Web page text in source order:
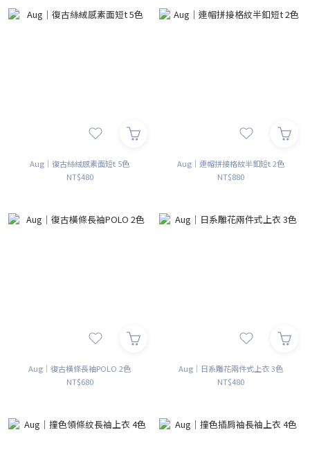
Aug｜復古絲絨感素面短t 5色
NT$480
Aug｜連帽拼接格紋半釦短t 2色
NT$880
Aug｜復古橫條長袖POLO 2色
NT$680
Aug｜日系雕花兩件式上衣 3色
NT$480